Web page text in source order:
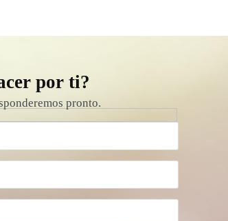
por ti?
pronto.